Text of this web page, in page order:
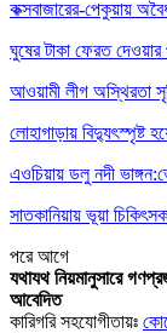
কক্সবাজারের-পেকুয়ায়
ঘুষের টাকা ফেরত
আওয়ামী লীগ অস্থিরতা
লোহাগাড়ায় বিদ্যুৎস্পৃষ্ট
এওচিয়ায় ডলু নদী
সাতকানিয়ায় ভূয়া
পরেআগে
যথাযথ নিয়মানুসারে
আবেদিত
কারিগরি সহযোগীতায়ঃ